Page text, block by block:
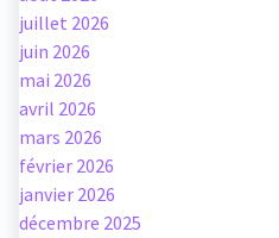
juillet 2026
juin 2026
mai 2026
avril 2026
mars 2026
février 2026
janvier 2026
décembre 2025